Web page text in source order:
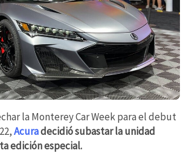
la Monterey Car Week para el debut
Acuradecidió subastar la unidad
edición especial.